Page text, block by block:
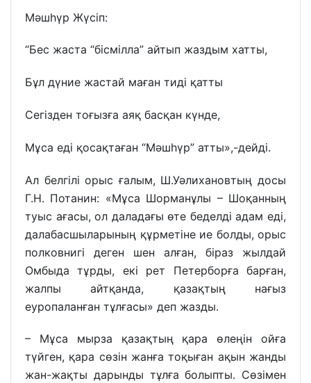
Мәшһүр Жүсіп:
“Бес жаста “бісмілла” айтып жаздым хатты,
Бұл дүние жастай маған тиді қатты
Сегізден тоғызға аяқ басқан күнде,
Мұса еді қосақтаған “Мәшһүр” атты»,-дейді.
Ал белгілі орыс ғалым, Ш.Уәлихановтың досы
Г.Н. Потанин: «Мұса Шорманұлы – Шоқанның
туыс ағасы, ол да­ла­дағы өте беделді адам еді,
далабас­шы­ларының құрметіне ие болды, орыс
полковнигі деген шен алған, бі­раз жылдай
Омбыда тұрды, екі рет Петерборға барған,
жалпы айтқанда, қа­зақтың нағыз
еуропаланған тұл­ғасы» деп жазды.
– Мұса мырза қазақтың қара өлеңін ойға
түйген, қара сөзін жанға тоқыған ақын жанды
жан-жақты дарынды тұлға болыпты. Сөзімен